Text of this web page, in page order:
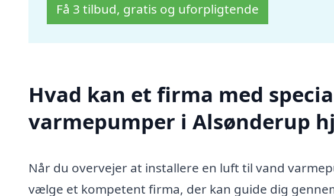
Få 3 tilbud, gratis og uforpligtende
Hvad kan et firma med
varmepumper i Alsønderup
Når du overvejer at installere en luft til vand
vælge et kompetent firma, der kan guide dig